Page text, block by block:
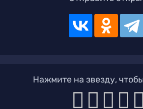
Нажмите на звезду,